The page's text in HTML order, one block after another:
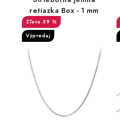
retiazka Box - 1 mm
39 %
Výpredaj